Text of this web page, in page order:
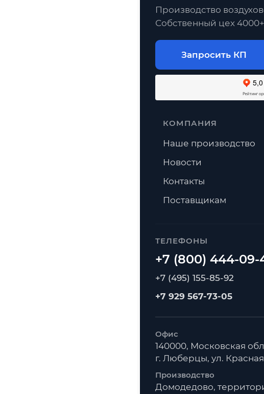
Производство
Собственный цех
Запросить КП
ТЕЛЕФОНЫ
+7 (495) 155-85-92
+7 929 567-73-05
Офис
140000, Московская
г. Люберцы, ул. Красная,
Производство
Домодедово,
КОМПАНИЯ
Наше производство
Новости
Контакты
Поставщикам